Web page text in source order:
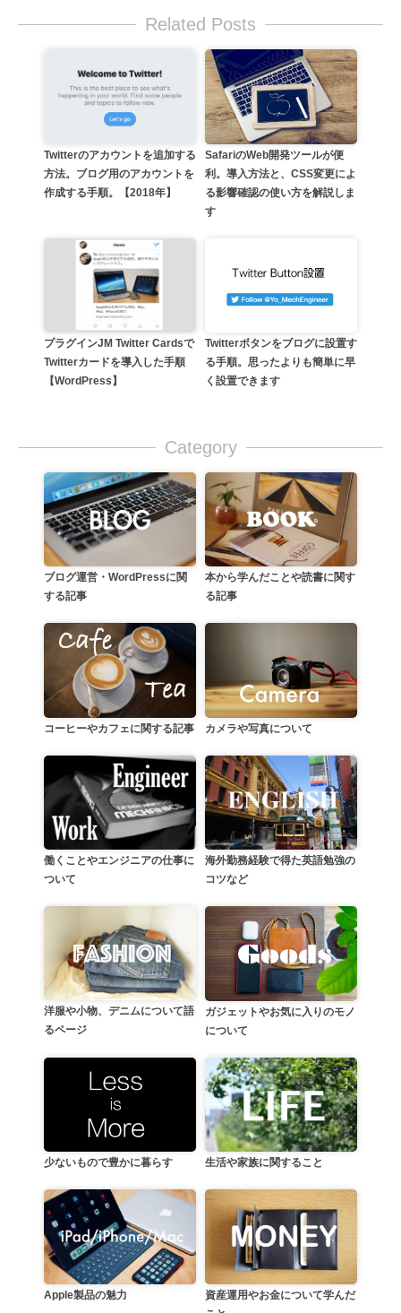
Related Posts
Twitterのアカウントを追加する
方法。ブログ用のアカウントを
作成する手順。【2018年】
SafariのWeb開発ツールが便
利。導入方法と、CSS変更によ
る影響確認の使い方を解説しま
す
プラグインJM Twitter Cardsで
Twitterカードを導入した手順
【WordPress】
Twitterボタンをブログに設置す
る手順。思ったよりも簡単に早
く設置できます
Category
ブログ運営・WordPressに関
する記事
本から学んだことや読書に関す
る記事
コーヒーやカフェに関する記事 カメラや写真について
働くことやエンジニアの仕事に
ついて
海外勤務経験で得た英語勉強の
コツなど
洋服や小物、デニムについて語
るページ
ガジェットやお気に入りのモノ
について
少ないもので豊かに暮らす 生活や家族に関すること
Apple製品の魅力
資産運用やお金について学んだ